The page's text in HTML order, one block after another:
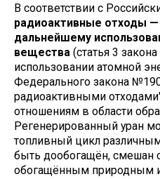
В соответствии с
радиоактивные отходы
дальнейшему
вещества (статья 3
использовании атомной
Федерального закона
радиоактивными
отношениям в области
Регенерированный уран
топливный цикл
быть дообогащён, смешан
обогащённым природным